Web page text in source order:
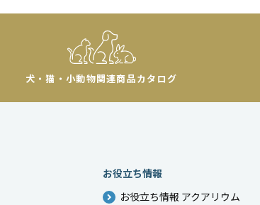
犬・猫・小動物関連商品カタログ
お役立ち情報
お役立ち情報 アクアリウム